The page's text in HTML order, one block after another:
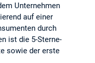
Unternehmen
auf einer
durch
ist die 5-Sterne-
sowie der erste